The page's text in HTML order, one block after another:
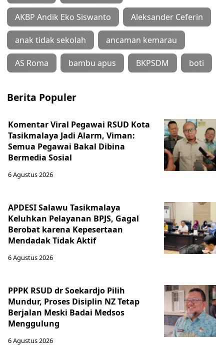
AKBP Andik Eko Siswanto Aleksander Ceferin
anak tidak sekolah ancaman kemarau
AS Roma bambu apus BKPSDM boti
Berita Populer
Komentar Viral Pegawai RSUD Kota
Tasikmalaya Jadi Alarm, Viman:
Semua Pegawai Bakal Dibina
Bermedia Sosial
6 Agustus 2026
APDESI Salawu Tasikmalaya
Keluhkan Pelayanan BPJS, Gagal
Berobat karena Kepesertaan
Mendadak Tidak Aktif
6 Agustus 2026
PPPK RSUD dr Soekardjo Pilih
Mundur, Proses Disiplin NZ Tetap
Berjalan Meski Badai Medsos
Menggulung
6 Agustus 2026